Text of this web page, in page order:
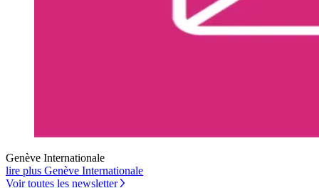
Genève Internationale
lire plus Genève Internationale
Voir toutes les newsletter